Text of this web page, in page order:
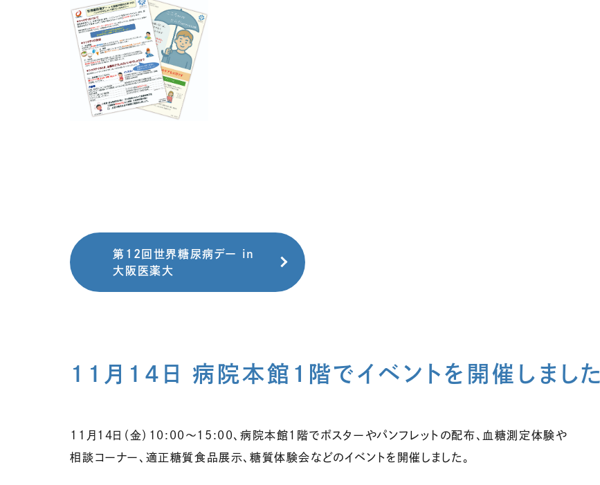
第12回世界糖尿病デー in
大阪医薬大
11月14日 病院本館１階でイベントを開催しました
11月14日（金）10:00〜15:00、病院本館１階でポスターやパンフレットの配布、血糖測定体験や
相談コーナー、適正糖質食品展示、糖質体験会などのイベントを開催しました。